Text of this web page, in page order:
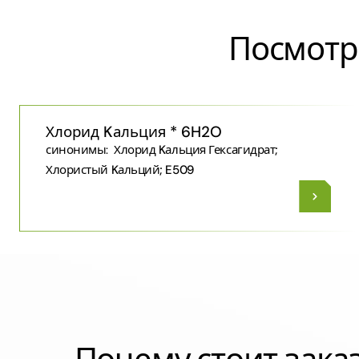
Хлорид Kальция * 6H2O
синонимы: Хлорид Kальция Гексагидрат;
Хлористый Kальций; E509